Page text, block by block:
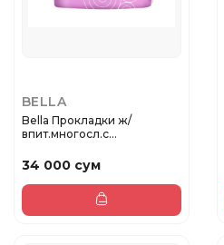
BELLA
Bella Прокладки ж/
впит.многосл.с
34 000 сум